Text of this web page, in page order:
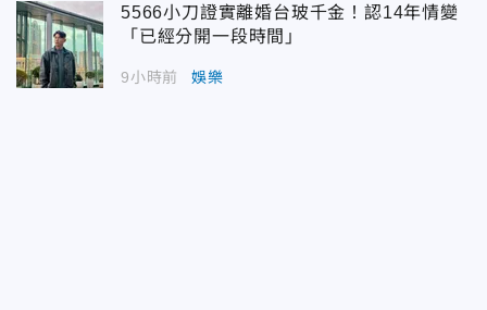
5566小刀證實離婚台玻千金！認14年情變
「已經分開一段時間」
9小時前 娛樂